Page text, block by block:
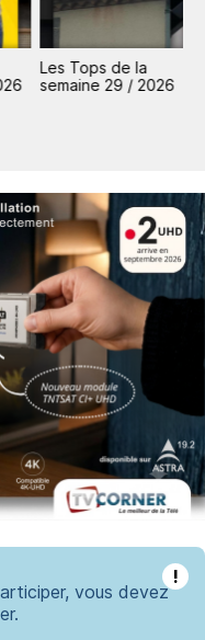
Les Tops de la
semaine 29 / 2026
!
vous devez